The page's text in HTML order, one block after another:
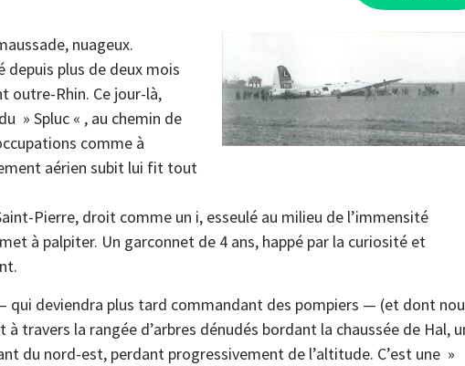
nuageux.
depuis plus de deux mois
outre-Rhin. Ce jour-là,
» Spluc « , au chemin de
comme à
aérien subit lui fit tout
Pierre, droit comme un i, esseulé au milieu de l’immensité
à palpiter. Un garconnet de 4 ans, happé par la curiosité et
qui deviendra plus tard commandant des pompiers — (et dont
travers la rangée d’arbres dénudés bordant la chaussée de Hal,
du nord-est, perdant progressivement de l’altitude. C’est une »